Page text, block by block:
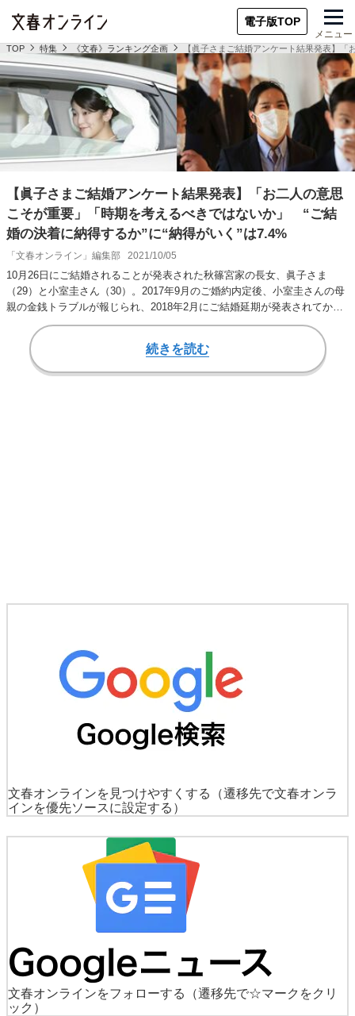
電子版TOP
メニュー
TOP 特集 《文春》ランキング企画 【眞子さまご結婚アンケート結果発表】
【眞子さまご結婚アンケート結果発表】「お二人の意思
こそが重要」「時期を考えるべきではないか」 “ご結
婚の決着に納得するか”に“納得がいく”は7.4%
「文春オンライン」編集部 2021/10/05
10月26日にご結婚されることが発表された秋篠宮家の長女、眞子さま
（29）と小室圭さん（30）。2017年9月のご婚約内定後、小室圭さんの母
親の金銭トラブルが報じられ、2018年2月にご結婚延期が発表されてから
続きを読む
文春オンラインを見つけやすくする
（遷移先で文春オンラ
インを優先ソースに設定する）
文春オンラインをフォローする
（遷移先で☆マークをクリ
ック）